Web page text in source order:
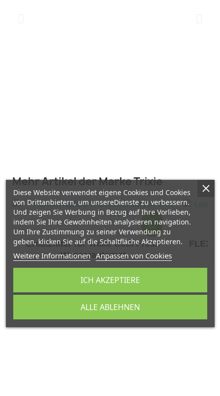
Mehr Artikel der Marke Trixie
Ersatzfilter für Trixie Cool Fresh
Wasserautomat
1,99 €
Diese Website verwendet eigene Cookies und Cookies
von Drittanbietern, um unsereDienste zu verbessern.
Und zeigen Sie Werbung in Bezug auf Ihre Vorlieben,
indem Sie Ihre Gewohnheiten analysieren navigation.
Um Ihre Zustimmung zu seiner Verwendung zu
geben, klicken Sie auf die Schaltfläche Akzeptieren.
Weitere Informationen Anpassen von Cookies
ALLE ABLEHNEN
ICH AKZEPTIERE